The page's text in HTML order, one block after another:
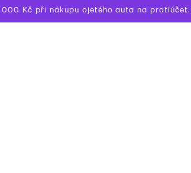
000 Kč při nákupu ojetého auta na protiúčet.